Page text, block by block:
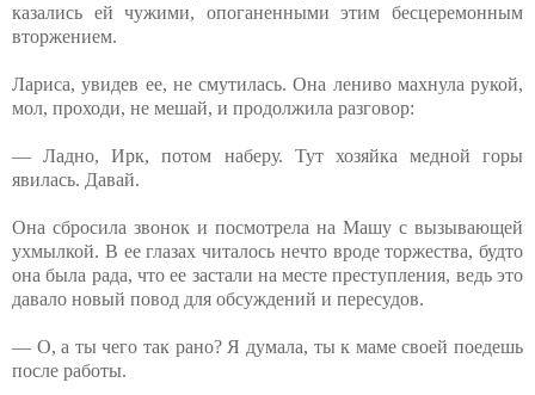
казались ей чужими, опоганенными этим бесцеремонным
вторжением.
Лариса, увидев ее, не смутилась. Она лениво махнула рукой,
мол, проходи, не мешай, и продолжила разговор:
— Ладно, Ирк, потом наберу. Тут хозяйка медной горы
явилась. Давай.
Она сбросила звонок и посмотрела на Машу с вызывающей
ухмылкой. В ее глазах читалось нечто вроде торжества, будто
она была рада, что ее застали на месте преступления, ведь это
давало новый повод для обсуждений и пересудов.
— О, а ты чего так рано? Я думала, ты к маме своей поедешь
после работы.